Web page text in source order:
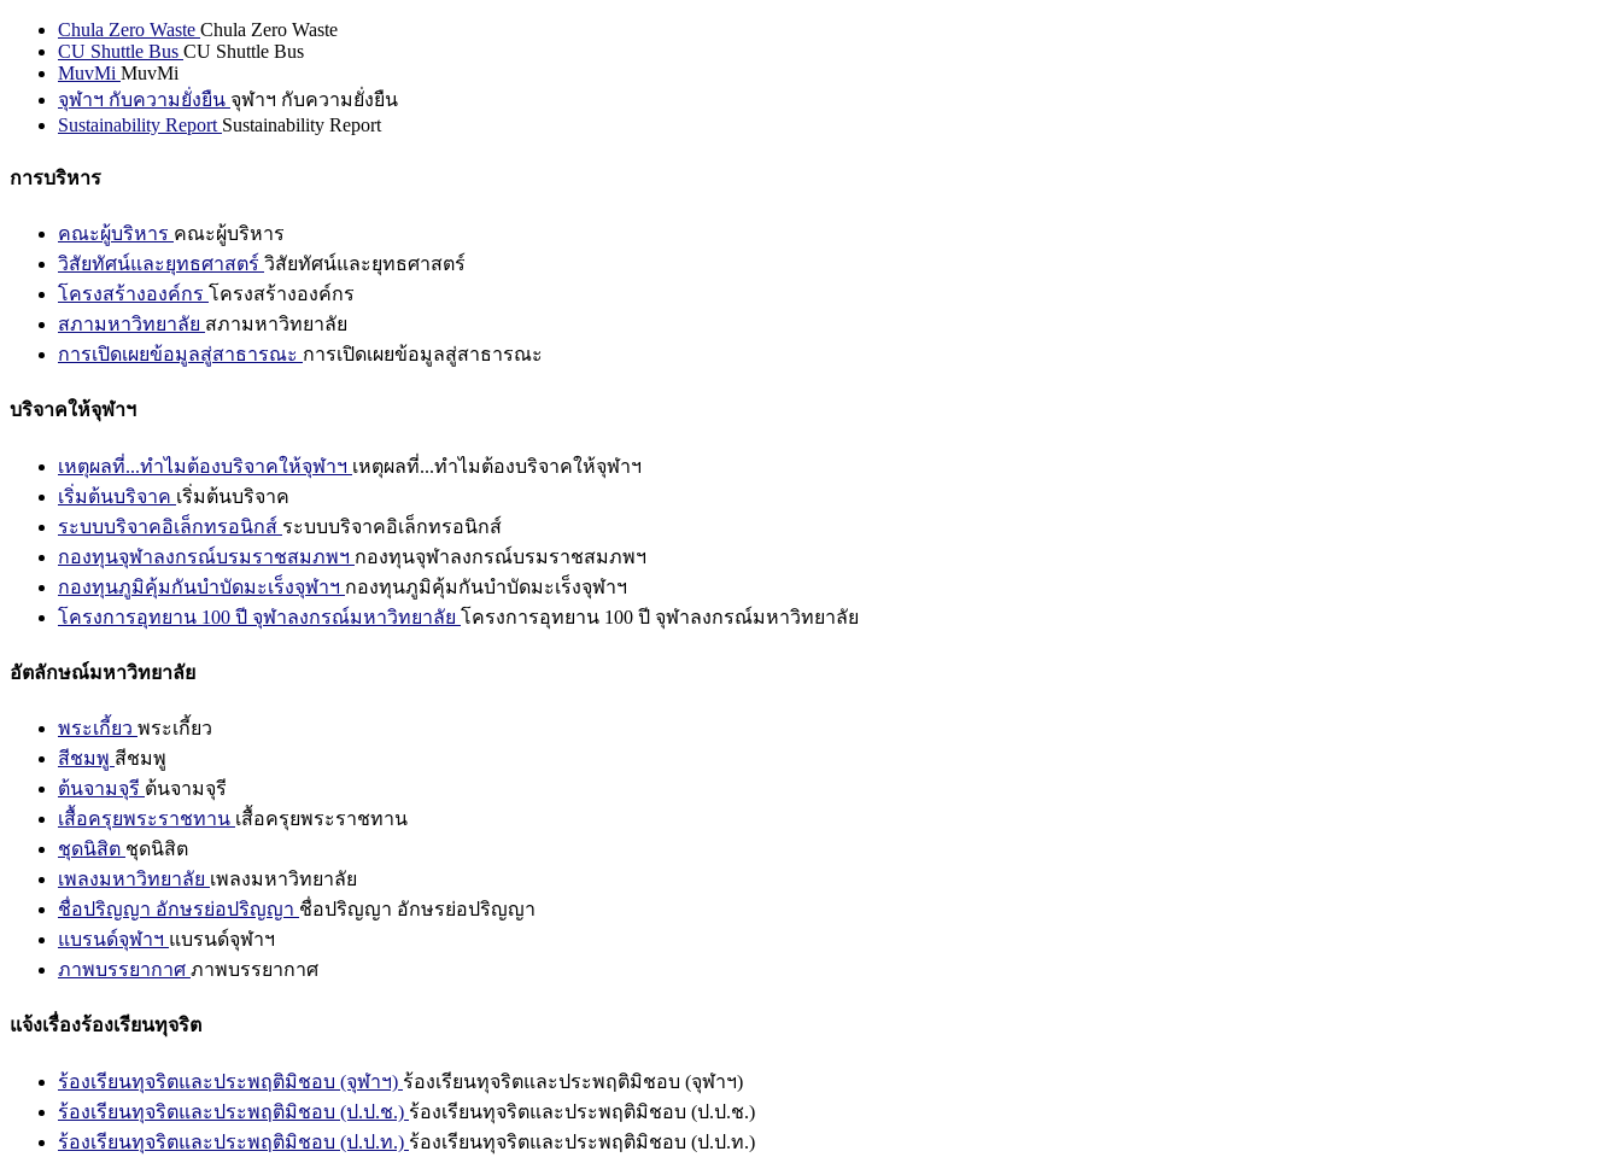
Chula Zero Waste Chula Zero Waste
CU Shuttle Bus CU Shuttle Bus
MuvMi MuvMi
จุฬาฯ กับความยั่งยืน จุฬาฯ กับความยั่งยืน
Sustainability Report Sustainability Report
การบริหาร
คณะผู้บริหาร คณะผู้บริหาร
วิสัยทัศน์และยุทธศาสตร์ วิสัยทัศน์และยุทธศาสตร์
โครงสร้างองค์กร โครงสร้างองค์กร
สภามหาวิทยาลัย สภามหาวิทยาลัย
การเปิดเผยข้อมูลสู่สาธารณะ การเปิดเผยข้อมูลสู่สาธารณะ
บริจาคให้จุฬาฯ
เหตุผลที่...ทำไมต้องบริจาคให้จุฬาฯ เหตุผลที่...ทำไมต้องบริจาคให้จุฬาฯ
เริ่มต้นบริจาค เริ่มต้นบริจาค
ระบบบริจาคอิเล็กทรอนิกส์ ระบบบริจาคอิเล็กทรอนิกส์
กองทุนจุฬาลงกรณ์บรมราชสมภพฯ กองทุนจุฬาลงกรณ์บรมราชสมภพฯ
กองทุนภูมิคุ้มกันบำบัดมะเร็งจุฬาฯ กองทุนภูมิคุ้มกันบำบัดมะเร็งจุฬาฯ
โครงการอุทยาน 100 ปี จุฬาลงกรณ์มหาวิทยาลัย โครงการอุทยาน 100 ปี จุฬาลงกรณ์มหาวิทยาลัย
อัตลักษณ์มหาวิทยาลัย
พระเกี้ยว พระเกี้ยว
สีชมพู สีชมพู
ต้นจามจุรี ต้นจามจุรี
เสื้อครุยพระราชทาน เสื้อครุยพระราชทาน
ชุดนิสิต ชุดนิสิต
เพลงมหาวิทยาลัย เพลงมหาวิทยาลัย
ชื่อปริญญา อักษรย่อปริญญา ชื่อปริญญา อักษรย่อปริญญา
แบรนด์จุฬาฯ แบรนด์จุฬาฯ
ภาพบรรยากาศ ภาพบรรยากาศ
แจ้งเรื่องร้องเรียนทุจริต
ร้องเรียนทุจริตและประพฤติมิชอบ (จุฬาฯ) ร้องเรียนทุจริตและประพฤติมิชอบ (จุฬาฯ)
ร้องเรียนทุจริตและประพฤติมิชอบ (ป.ป.ช.) ร้องเรียนทุจริตและประพฤติมิชอบ (ป.ป.ช.)
ร้องเรียนทุจริตและประพฤติมิชอบ (ป.ป.ท.) ร้องเรียนทุจริตและประพฤติมิชอบ (ป.ป.ท.)